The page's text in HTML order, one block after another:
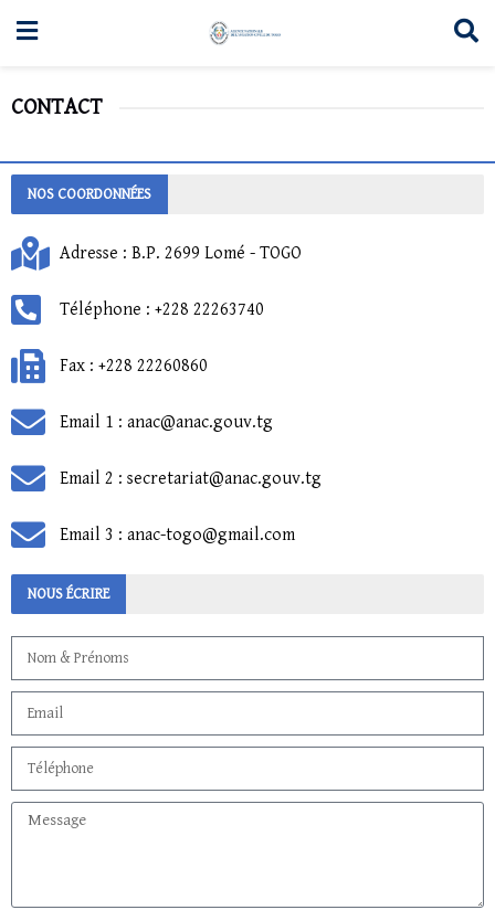
CONTACT
NOS COORDONNÉES
Adresse : B.P. 2699 Lomé - TOGO
Téléphone : +228 22263740
Fax : +228 22260860
Email 1 : anac@anac.gouv.tg
Email 2 : secretariat@anac.gouv.tg
Email 3 : anac-togo@gmail.com
NOUS ÉCRIRE